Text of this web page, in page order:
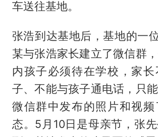
车送往基地。
张浩到达基地后，基地的一
某与张浩家长建立了微信群
内孩子必须待在学校，家
子、不能与孩子通电话，只
微信群中发布的照片和视频
态。5月10日是母亲节，张